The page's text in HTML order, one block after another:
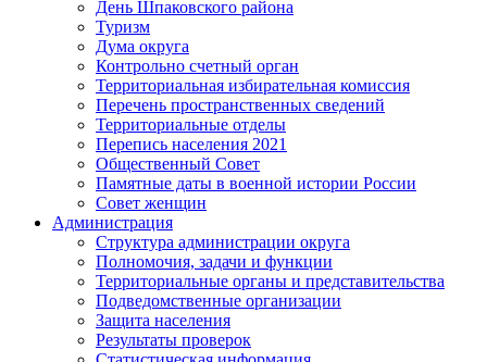
День Шпаковского района
Туризм
Дума округа
Контрольно счетный орган
Территориальная избирательная комиссия
Перечень пространственных сведений
Территориальные отделы
Перепись населения 2021
Общественный Совет
Памятные даты в военной истории России
Совет женщин
Администрация
Структура администрации округа
Полномочия, задачи и функции
Территориальные органы и представительства
Подведомственные организации
Защита населения
Результаты проверок